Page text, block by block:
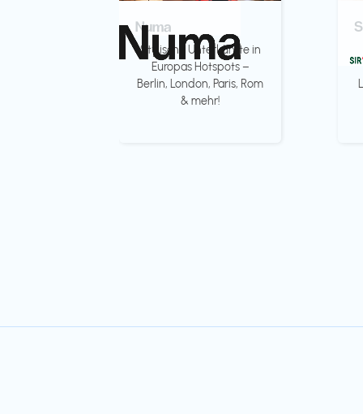
Numa
Stylische Unterkünfte in
Europas Hotspots –
Berlin, London, Paris, Rom
& mehr!